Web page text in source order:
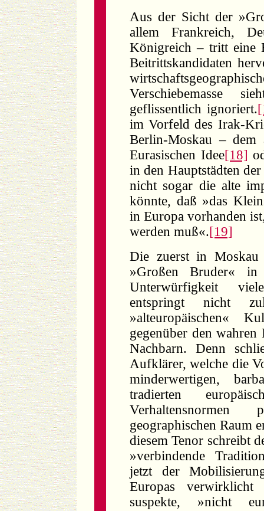
Aus der Sicht der
allem Frankreich,
Königreich – tritt eine
Beitrittskandidaten
Verschiebemasse
geflissentlich ignoriert.
im Vorfeld des Irak-
Berlin-Moskau – dem
Eurasischen Idee[18]
in den Hauptstädten
nicht sogar die alte
könnte, daß »das
in Europa vorhanden
werden muß«.[19]
Die zuerst in Moskau
»Großen Bruder« in
Unterwürfigkeit
entspringt nicht
»alteuropäischen«
gegenüber den wahren
Nachbarn. Denn
Aufklärer, welche die
minderwertigen,
tradierten
geographischen Raum
diesem Tenor schreibt
»verbindende
jetzt der
Europas verwirklicht
suspekte, »nicht